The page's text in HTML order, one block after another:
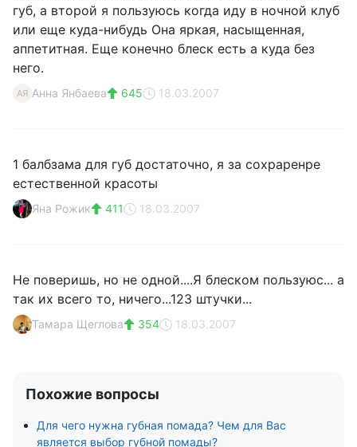
губ, а второй я пользуюсь когда иду в ночной клуб
или еще куда-нибудь Она яркая, насыщенная,
аппетитная. Еще конечно блеск есть а куда без
него.
АЯ Анна Янбаева 645 18.03.2007
1 балбзама для губ достаточно, я за сохраренре
естественной красоты
Яна Рожик 411 18.03.2007
Не поверишь, но не одной....Я блеском пользуюс... а
так их всего то, ничего...123 штучки...
Тамара Щеглова 354 18.03.2007
Похожие вопросы
Для чего нужна губная помада? Чем для Вас
является выбор губной помады?